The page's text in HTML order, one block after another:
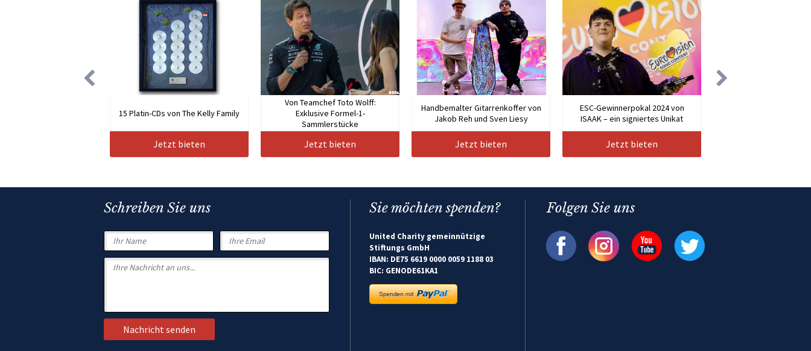
15 Platin-CDs von The Kelly Family
Jetzt bieten
Von Teamchef Toto Wolff:
Exklusive Formel-1-
Sammlerstücke
Jetzt bieten
Handbemalter Gitarrenkoffer von
Jakob Reh und Sven Liesy
Jetzt bieten
ESC-Gewinnerpokal 2024 von
ISAAK – ein signiertes Unikat
Jetzt bieten
Schreiben Sie uns Sie möchten spenden?
United Charity gemeinnützige
Stiftungs GmbH
IBAN: DE75 6619 0000 0059 1188 03
BIC: GENODE61KA1
Folgen Sie uns